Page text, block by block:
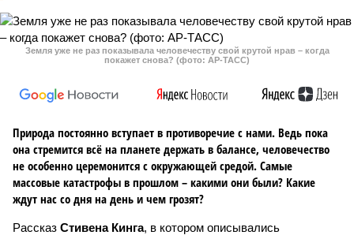
Земля уже не раз показывала человечеству свой крутой нрав – когда
покажет снова? (фото: АР-ТАСС)
Природа постоянно вступает в противоречие с нами. Ведь пока
она стремится всё на планете держать в балансе, человечество
не особенно церемонится с окружающей средой. Самые
массовые катастрофы в прошлом – какими они были? Какие
ждут нас со дня на день и чем грозят?
Рассказ Стивена Кинга, в котором описывались